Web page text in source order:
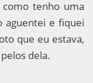
tenho uma
aguentei e fiquei
que eu estava,
dela.